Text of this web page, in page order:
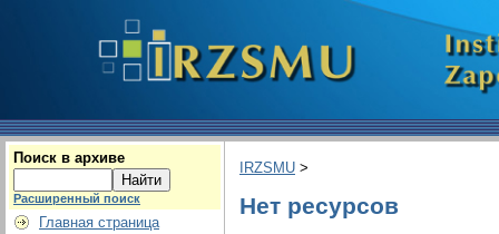
Поиск в архиве
Расширенный поиск
Главная страница
IRZSMU >
Нет ресурсов